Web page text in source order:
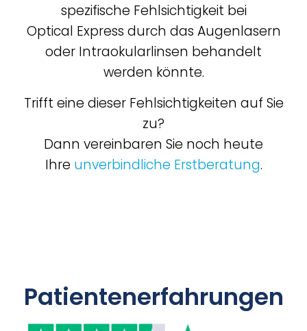
spezifische Fehlsichtigkeit bei
Optical Express durch das Augenlasern
oder Intraokularlinsen behandelt
werden könnte.
Trifft eine dieser Fehlsichtigkeiten auf Sie
zu?
Dann vereinbaren Sie noch heute
Ihre unverbindliche Erstberatung.
Patientenerfahrungen